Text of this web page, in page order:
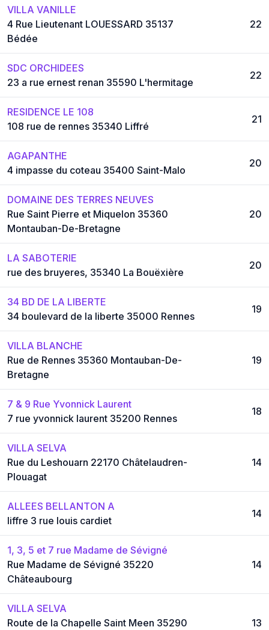
VILLA VANILLE
4 Rue Lieutenant LOUESSARD 35137
Bédée
22
SDC ORCHIDEES
23 a rue ernest renan 35590 L'hermitage
22
RESIDENCE LE 108
108 rue de rennes 35340 Liffré
21
AGAPANTHE
4 impasse du coteau 35400 Saint-Malo
20
DOMAINE DES TERRES NEUVES
Rue Saint Pierre et Miquelon 35360
Montauban-De-Bretagne
20
LA SABOTERIE
rue des bruyeres, 35340 La Bouëxière
20
34 BD DE LA LIBERTE
34 boulevard de la liberte 35000 Rennes
19
VILLA BLANCHE
Rue de Rennes 35360 Montauban-De-
Bretagne
19
7 & 9 Rue Yvonnick Laurent
7 rue yvonnick laurent 35200 Rennes
18
VILLA SELVA
Rue du Leshouarn 22170 Châtelaudren-
Plouagat
14
ALLEES BELLANTON A
liffre 3 rue louis cardiet
14
1, 3, 5 et 7 rue Madame de Sévigné
Rue Madame de Sévigné 35220
Châteaubourg
14
VILLA SELVA
Route de la Chapelle Saint Meen 35290
13